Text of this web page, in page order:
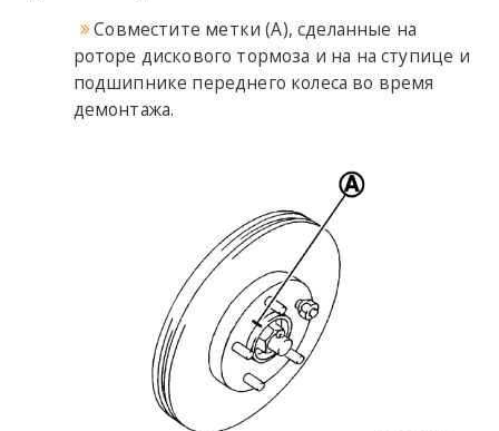
Совместите метки (A), сделанные на
роторе дискового тормоза и на на ступице и
подшипнике переднего колеса во время
демонтажа.